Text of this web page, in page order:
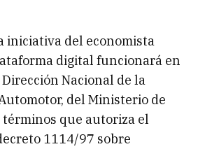
iniciativa del economista
digital funcionará en
Nacional de la
del Ministerio de
términos que autoriza el
1114/97 sobre